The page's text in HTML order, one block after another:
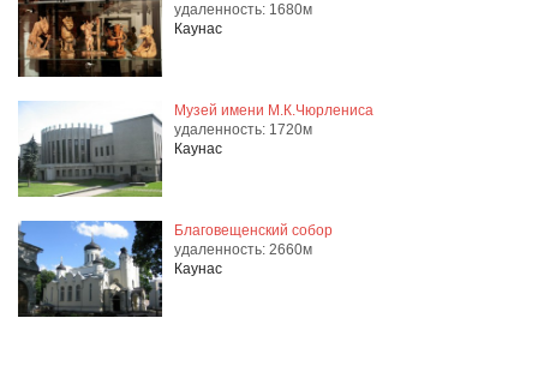
удаленность: 1680м
Каунас
Музей имени М.К.Чюрлениса
удаленность: 1720м
Каунас
Благовещенский собор
удаленность: 2660м
Каунас